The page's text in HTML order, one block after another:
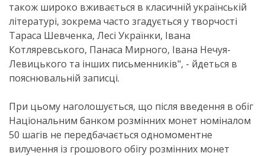
також широко вживається в класичній українській
літературі, зокрема часто згадується у творчості
Тараса Шевченка, Лесі Українки, Івана
Котляревського, Панаса Мирного, Івана Нечуя-
Левицького та інших письменників", - йдеться в
пояснювальній записці.
При цьому наголошується, що після введення в обіг
Національним банком розмінних монет номіналом
50 шагів не передбачається одномоментне
вилучення із грошового обігу розмінних монет